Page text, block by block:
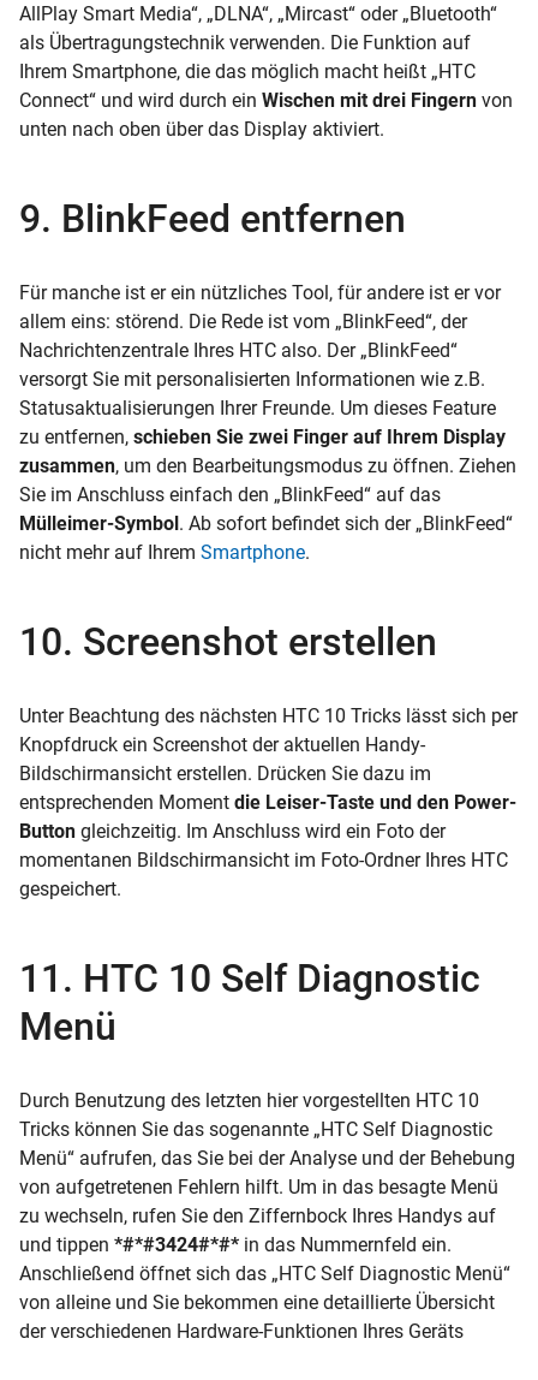
AllPlay Smart Media“, „DLNA“, „Mircast“ oder „Bluetooth“
als Übertragungstechnik verwenden. Die Funktion auf
Ihrem Smartphone, die das möglich macht heißt „HTC
Connect“ und wird durch ein Wischen mit drei Fingern von
unten nach oben über das Display aktiviert.
9. BlinkFeed entfernen
Für manche ist er ein nützliches Tool, für andere ist er vor
allem eins: störend. Die Rede ist vom „BlinkFeed“, der
Nachrichtenzentrale Ihres HTC also. Der „BlinkFeed“
versorgt Sie mit personalisierten Informationen wie z.B.
Statusaktualisierungen Ihrer Freunde. Um dieses Feature
zu entfernen, schieben Sie zwei Finger auf Ihrem Display
zusammen, um den Bearbeitungsmodus zu öffnen. Ziehen
Sie im Anschluss einfach den „BlinkFeed“ auf das
Mülleimer-Symbol. Ab sofort befindet sich der „BlinkFeed“
nicht mehr auf Ihrem Smartphone.
10. Screenshot erstellen
Unter Beachtung des nächsten HTC 10 Tricks lässt sich per
Knopfdruck ein Screenshot der aktuellen Handy-
Bildschirmansicht erstellen. Drücken Sie dazu im
entsprechenden Moment die Leiser-Taste und den Power-
Button gleichzeitig. Im Anschluss wird ein Foto der
momentanen Bildschirmansicht im Foto-Ordner Ihres HTC
gespeichert.
11. HTC 10 Self Diagnostic
Menü
Durch Benutzung des letzten hier vorgestellten HTC 10
Tricks können Sie das sogenannte „HTC Self Diagnostic
Menü“ aufrufen, das Sie bei der Analyse und der Behebung
von aufgetretenen Fehlern hilft. Um in das besagte Menü
zu wechseln, rufen Sie den Ziffernbock Ihres Handys auf
und tippen *#*#3424#*#* in das Nummernfeld ein.
Anschließend öffnet sich das „HTC Self Diagnostic Menü“
von alleine und Sie bekommen eine detaillierte Übersicht
der verschiedenen Hardware-Funktionen Ihres Geräts